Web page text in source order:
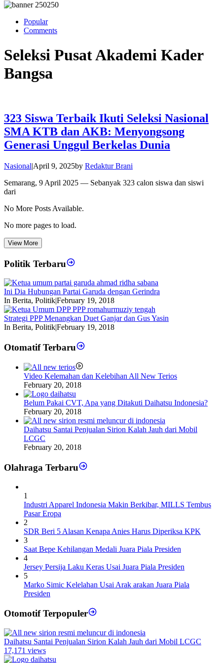
Popular
Comments
Seleksi Pusat Akademi Kader
Bangsa
323 Siswa Terbaik Ikuti Seleksi Nasional
SMA KTB dan AKB: Menyongsong
Generasi Unggul Berkelas Dunia
Nasional|April 9, 2025by Redaktur Brani
Semarang, 9 April 2025 — Sebanyak 323 calon siswa dan siswi
dari
No More Posts Available.
No more pages to load.
View More
Politik Terbaru
Ini Dia Hubungan Partai Garuda dengan Gerindra
In Berita, Politik|February 19, 2018
Strategi PPP Menangkan Duet Ganjar dan Gus Yasin
In Berita, Politik|February 19, 2018
Otomatif Terbaru
Video Kelemahan dan Kelebihan All New Terios
February 20, 2018
Belum Pakai CVT, Apa yang Ditakuti Daihatsu Indonesia?
February 20, 2018
Daihatsu Santai Penjualan Sirion Kalah Jauh dari Mobil
LCGC
February 20, 2018
Olahraga Terbaru
1
Industri Apparel Indonesia Makin Berkibar, MILLS Tembus
Pasar Eropa
2
SDR Beri 5 Alasan Kenapa Anies Harus Diperiksa KPK
3
Saat Bepe Kehilangan Medali Juara Piala Presiden
4
Jersey Persija Laku Keras Usai Juara Piala Presiden
5
Marko Simic Kelelahan Usai Arak arakan Juara Piala
Presiden
Otomotif Terpopuler
Daihatsu Santai Penjualan Sirion Kalah Jauh dari Mobil LCGC
17,171 views